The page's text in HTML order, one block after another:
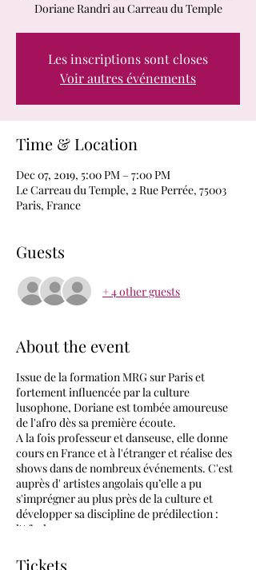
Doriane Randri au Carreau du Temple
Les inscriptions sont closes
Voir autres événements
Time & Location
Dec 07, 2019, 5:00 PM – 7:00 PM
Le Carreau du Temple, 2 Rue Perrée, 75003
Paris, France
Guests
+ 4 other guests
About the event
Issue de la formation MRG sur Paris et
fortement influencée par la culture
lusophone, Doriane est tombée amoureuse
de l'afro dès sa première écoute.
A la fois professeur et danseuse, elle donne
cours en France et à l'étranger et réalise des
shows dans de nombreux événements. C'est
auprès d' artistes angolais qu’elle a pu
s'imprégner au plus près de la culture et
développer sa discipline de prédilection :
l'Afrohouse.
Carreau du Temple. Demain, il sera trop tard
Tickets